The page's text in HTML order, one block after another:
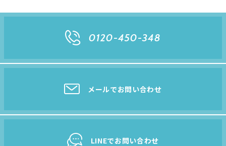
0120-450-348
メールでお問い合わせ
LINEでお問い合わせ